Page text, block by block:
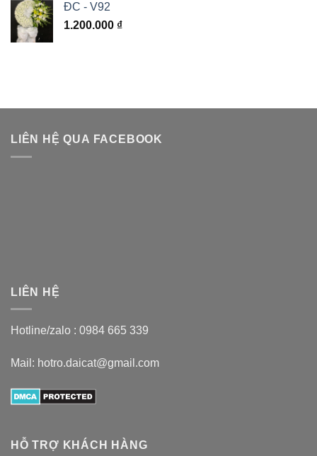
ĐC - V92
1.200.000 ₫
LIÊN HỆ QUA FACEBOOK
LIÊN HỆ
Hotline/zalo : 0984 665 339
Mail: hotro.daicat@gmail.com
HỖ TRỢ KHÁCH HÀNG